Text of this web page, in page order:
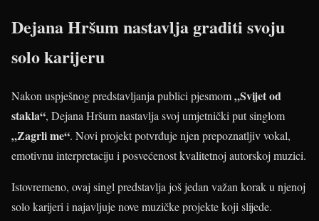
Dejana Hršum nastavlja graditi svoju
solo karijeru
Nakon uspješnog predstavljanja publici pjesmom„Svijet od
stakla“, Dejana Hršum nastavlja svoj umjetnički put singlom
„Zagrli me“. Novi projekt potvrđuje njen prepoznatljiv vokal,
emotivnu interpretaciju i posvećenost kvalitetnoj autorskoj muzici.
Istovremeno, ovaj singl predstavlja još jedan važan korak u njenoj
solo karijeri i najavljuje nove muzičke projekte koji slijede.